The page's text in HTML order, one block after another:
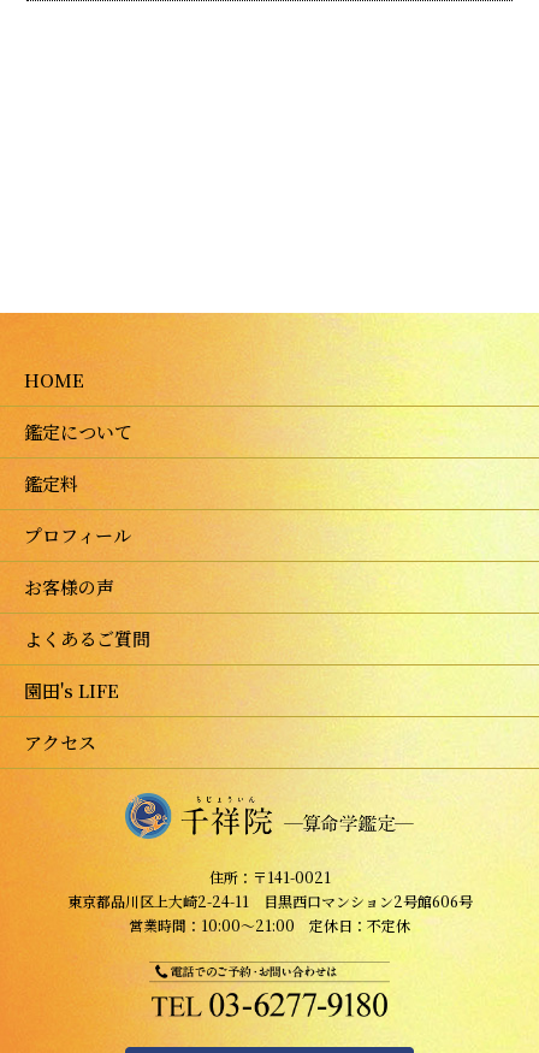
HOME
鑑定について
鑑定料
プロフィール
お客様の声
よくあるご質問
園田's LIFE
アクセス
住所：〒141-0021
東京都品川区上大崎2-24-11 目黒西口マンション2号館606号
営業時間：10:00～21:00 定休日：不定休